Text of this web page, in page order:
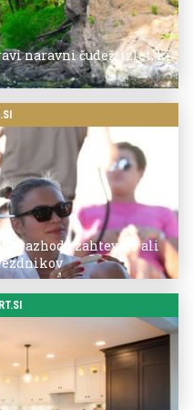
naravni čudež: izlet, ki
razhodu zahtevale ali